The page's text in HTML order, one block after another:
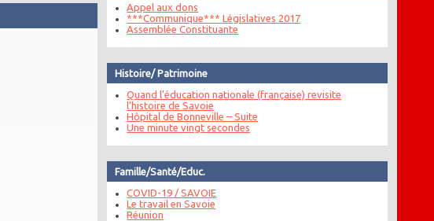
Appel aux dons
***Communique*** Législatives 2017
Assemblée Constituante
Histoire/ Patrimoine
Quand l’éducation nationale (française) revisite
l’histoire de Savoie
Hôpital de Bonneville – Suite
Une minute vingt secondes
Famille/Santé/Educ.
COVID-19 / SAVOIE
Le travail en Savoie
Réunion